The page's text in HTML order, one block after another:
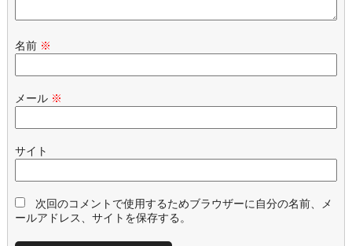
名前 ※
メール ※
サイト
次回のコメントで使用するためブラウザーに自分の名前、メ
ールアドレス、サイトを保存する。